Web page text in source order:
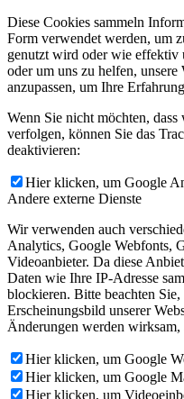
Diese Cookies sammeln
Form verwendet werden, um
genutzt wird oder wie effektiv
oder um uns zu helfen,
anzupassen, um Ihre
Wenn Sie nicht möchten,
verfolgen, können Sie das
deaktivieren:
Hier klicken, um Google
Andere externe Dienste
Wir verwenden auch
Analytics, Google Webfonts,
Videoanbieter. Da diese
Daten wie Ihre IP-Adresse
blockieren. Bitte beachten
Erscheinungsbild unserer
Änderungen werden wirksam,
Hier klicken, um Google
Hier klicken, um Google
Hier klicken, um